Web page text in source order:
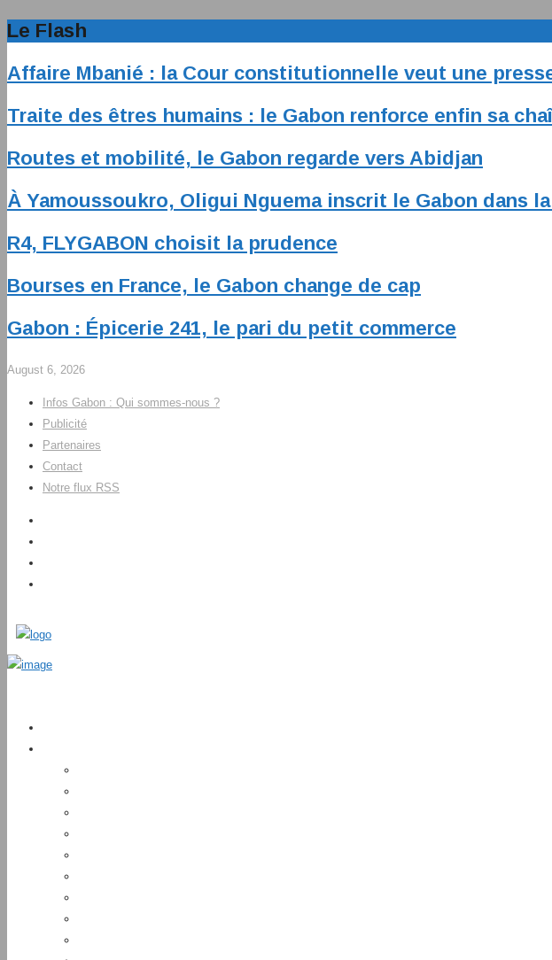
Le Flash
Affaire Mbanié : la Cour constitutionnelle veut une
Traite des êtres humains : le Gabon renforce enfin sa
Routes et mobilité, le Gabon regarde vers Abidjan
À Yamoussoukro, Oligui Nguema inscrit le Gabon dans
R4, FLYGABON choisit la prudence
Bourses en France, le Gabon change de cap
Gabon : Épicerie 241, le pari du petit commerce
August 6, 2026
Infos Gabon : Qui sommes-nous ?
Publicité
Partenaires
Contact
Notre flux RSS